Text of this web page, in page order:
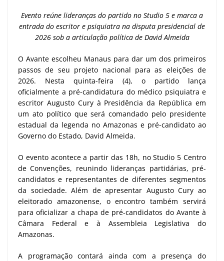
Evento reúne lideranças do partido no Studio 5 e marca a
entrada do escritor e psiquiatra na disputa presidencial de
2026 sob a articulação política de David Almeida
O Avante escolheu Manaus para dar um dos primeiros
passos de seu projeto nacional para as eleições de
2026. Nesta quinta-feira (4), o partido lança
oficialmente a pré-candidatura do médico psiquiatra e
escritor Augusto Cury à Presidência da República em
um ato político que será comandado pelo presidente
estadual da legenda no Amazonas e pré-candidato ao
Governo do Estado, David Almeida.
O evento acontece a partir das 18h, no Studio 5 Centro
de Convenções, reunindo lideranças partidárias, pré-
candidatos e representantes de diferentes segmentos
da sociedade. Além de apresentar Augusto Cury ao
eleitorado amazonense, o encontro também servirá
para oficializar a chapa de pré-candidatos do Avante à
Câmara Federal e à Assembleia Legislativa do
Amazonas.
A programação contará ainda com a presença do